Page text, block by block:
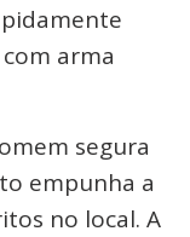
arma
segura
empunha a
no local. A